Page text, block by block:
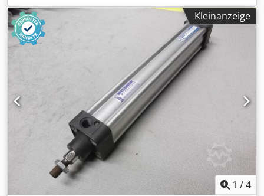
C4-200-40 -Hubweg: 240 mm -Kolbenstange: Ø 40 mm -
Anzahl: 2x Zylinder vorhanden -Preis: pro Stück -
Abmessung:320/280/H470 mm -Gewicht ges.: 34 kg/Stück
Kleinanzeige
1 /4